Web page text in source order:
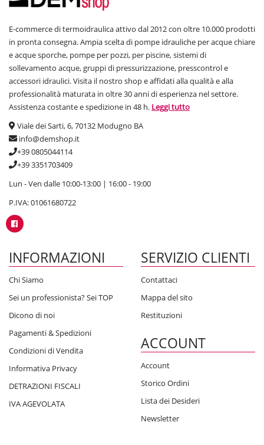
E-commerce di termoidraulica attivo dal 2012 con oltre 10.000 prodotti
in pronta consegna. Ampia scelta di pompe idrauliche per acque chiare
e acque sporche, pompe per pozzi, per piscine, sistemi di
sollevamento acque, gruppi di pressurizzazione, presscontrol e
accessori idraulici. Visita il nostro shop e affidati alla qualità e alla
professionalità maturata in oltre 30 anni di esperienza nel settore.
Assistenza costante e spedizione in 48 h. Leggi tutto
Viale dei Sarti, 6, 70132 Modugno BA
info@demshop.it
+39 0805044114
+39 3351703409
Lun - Ven dalle 10:00-13:00 | 16:00 - 19:00
P.IVA: 01061680722
INFORMAZIONI
Chi Siamo
Sei un professionista? Sei TOP
Dicono di noi
Pagamenti & Spedizioni
Condizioni di Vendita
Informativa Privacy
DETRAZIONI FISCALI
IVA AGEVOLATA
SERVIZIO CLIENTI
Contattaci
Mappa del sito
Restituzioni
ACCOUNT
Account
Storico Ordini
Lista dei Desideri
Newsletter